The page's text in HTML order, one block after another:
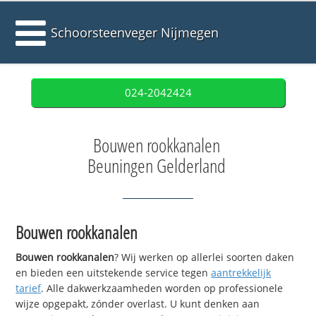
Schoorsteenveger Nijmegen
024-2042424
Bouwen rookkanalen
Beuningen Gelderland
Bouwen rookkanalen
Bouwen rookkanalen? Wij werken op allerlei soorten daken
en bieden een uitstekende service tegenaantrekkelijk
tarief. Alle dakwerkzaamheden worden op professionele
wijze opgepakt, zónder overlast. U kunt denken aan